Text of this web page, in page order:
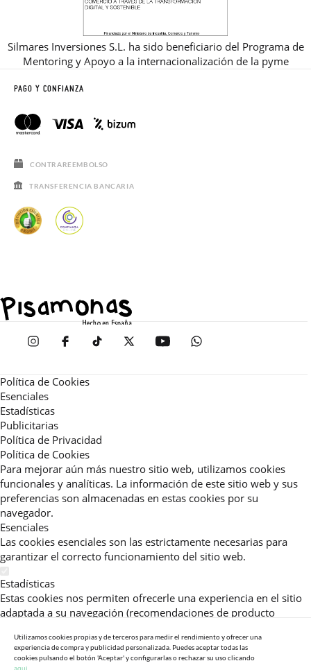
Silmares Inversiones S.L. ha sido beneficiario del Programa de
Mentoring y Apoyo a la internacionalización de la pyme
PAGO Y CONFIANZA
CONTRAREEMBOLSO
TRANSFERENCIA BANCARIA
Política de Cookies
Esenciales
Estadísticas
Publicitarias
Política de Privacidad
Política de Cookies
Para mejorar aún más nuestro sitio web, utilizamos cookies
funcionales y analíticas. La información de este sitio web y sus
preferencias son almacenadas en estas cookies por su
navegador.
Esenciales
Las cookies esenciales son las estrictamente necesarias para
garantizar el correcto funcionamiento del sitio web.
Estadísticas
Estas cookies nos permiten ofrecerle una experiencia en el sitio
adaptada a su navegación (recomendaciones de producto
consultadas, etc).Al activar esta cookie, nos ayuda a mejorar aún
más su experiencia.
Utilizamos cookies propias y de terceros para medir el rendimiento y ofrecer una
experiencia de compra y publicidad personalizada. Puedes aceptar todas las
cookies pulsando el botón 'Aceptar' y configurarlas o rechazar su uso clicando
aqui.